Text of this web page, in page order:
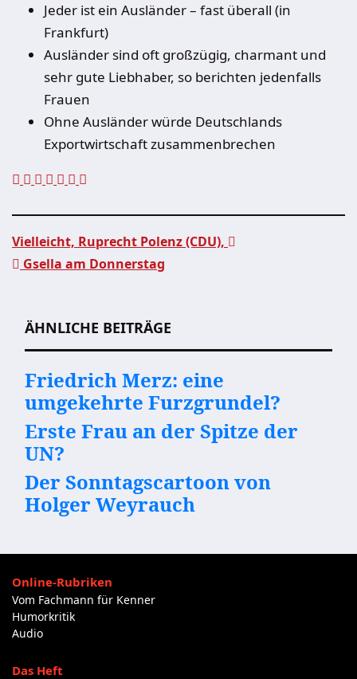
Jeder ist ein Ausländer – fast überall (in
Frankfurt)
Ausländer sind oft großzügig, charmant und
sehr gute Liebhaber, so berichten jedenfalls
Frauen
Ohne Ausländer würde Deutschlands
Exportwirtschaft zusammenbrechen
Vielleicht, Ruprecht Polenz (CDU),
Gsella am Donnerstag
ÄHNLICHE BEITRÄGE
Friedrich Merz: eine
umgekehrte Furzgrundel?
Erste Frau an der Spitze der
UN?
Der Sonntagscartoon von
Holger Weyrauch
Online-Rubriken
Vom Fachmann für Kenner
Humorkritik
Audio
Das Heft